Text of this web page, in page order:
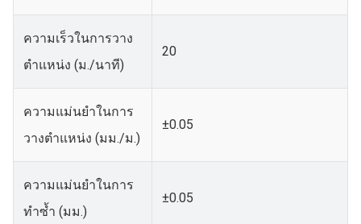
ความเร็วในการวาง
ตำแหน่ง (ม./นาที)
20
ความแม่นยำในการ
วางตำแหน่ง (มม./ม.)
±0.05
ความแม่นยำในการ
ทำซ้ำ (มม.)
±0.05